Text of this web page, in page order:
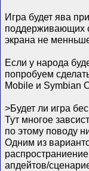
Игра будет ява
поддерживающих
экрана не
Если у народа
попробуем
Mobile и Symbian
>Будет ли игра
Тут многое
по этому поводу
Одним из
апдейтов/